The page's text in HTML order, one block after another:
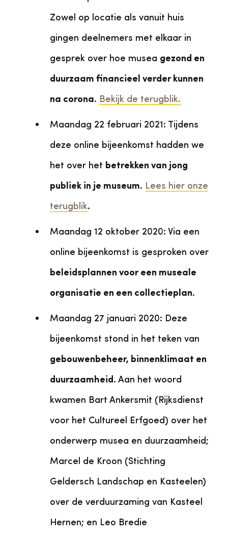
Zowel op locatie als vanuit huis
gingen deelnemers met elkaar in
gesprek over hoe musea gezond en
duurzaam financieel verder kunnen
na corona. Bekijk de terugblik.
Maandag 22 februari 2021: Tijdens
deze online bijeenkomst hadden we
het over het betrekken van jong
publiek in je museum. Lees hier onze
terugblik.
Maandag 12 oktober 2020: Via een
online bijeenkomst is gesproken over
beleidsplannen voor een museale
organisatie en een collectieplan.
Maandag 27 januari 2020: Deze
bijeenkomst stond in het teken van
gebouwenbeheer, binnenklimaat en
duurzaamheid . Aan het woord
kwamen Bart Ankersmit (Rijksdienst
voor het Cultureel Erfgoed) over het
onderwerp musea en duurzaamheid;
Marcel de Kroon (Stichting
Geldersch Landschap en Kasteelen)
over de verduurzaming van Kasteel
Hernen; en Leo Bredie